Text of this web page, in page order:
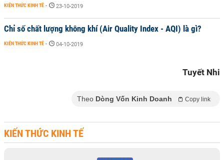
KIẾN THỨC KINH TẾ - 23-10-2019
Chỉ số chất lượng không khí (Air Quality Index - AQI) là gì?
KIẾN THỨC KINH TẾ - 04-10-2019
Tuyết Nhi
Theo Dòng Vốn Kinh Doanh Copy link
KIẾN THỨC KINH TẾ